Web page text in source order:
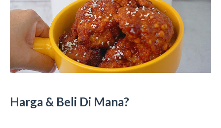
Harga & Beli Di Mana?